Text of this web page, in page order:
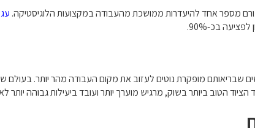
מספר אחד להיעדרות ממושכת מהעבודה במקצועות הלוגיסטיקה.
בכ-90%.
שבריאותם מופקרת נוטים לעזוב את מקום העבודה מהר יותר. בעולם
הטוב ביותר בשוק, מרגיש מוערך יותר ועובד ביעילות גבוהה יותר